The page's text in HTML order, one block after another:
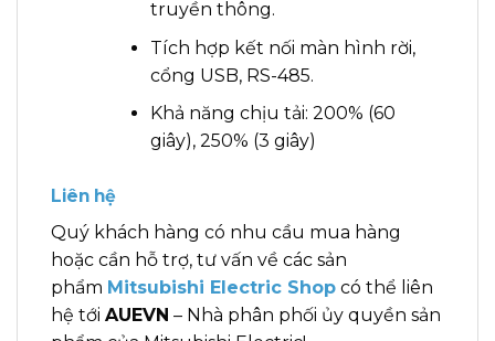
truyền thông.
Tích hợp kết nối màn hình rời,
cổng USB, RS-485.
Khả năng chịu tải: 200% (60
giây), 250% (3 giây)
Liên hệ
Quý khách hàng có nhu cầu mua hàng
hoặc cần hỗ trợ, tư vấn về các sản
phẩm Mitsubishi Electric Shop có thể liên
hệ tới AUEVN – Nhà phân phối ủy quyền sản